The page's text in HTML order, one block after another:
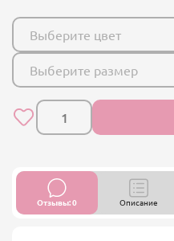
Выберите цвет
Выберите размер
Отзывы: 0 Описание